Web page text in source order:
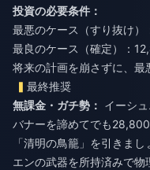
投資の必要条件：
最悪のケース（すり抜け
最良のケース（確定）：
将来の計画を崩さずに、最
最終推奨
無課金・ガチ勢： イーシ
バナーを諦めてでも
「清明の鳥籠」を引きま
エンの武器を所持済みで